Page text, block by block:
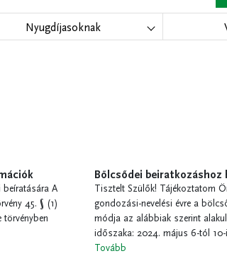
Nyugdíjasoknak
beíratására A
45. § (1)
törvényben
Bölcsődei
Tisztelt Szülők! Tájékoztatom
gondozási-nevelési évre a
módja az alábbiak szerint
időszaka: 2024. május 6-tól 10-
Tovább